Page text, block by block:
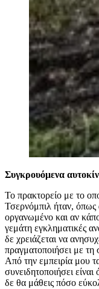
Συγκρουόμενα
Το πρακτορείο με το
Τσερνόμπιλ ήταν, όπως
οργανωμένο και αν
γεμάτη εγκληματικές
δε χρειάζεται να
πραγματοποιήσει με τη
Από την εμπειρία μου
συνειδητοποιήσει είναι
δε θα μάθεις πόσο